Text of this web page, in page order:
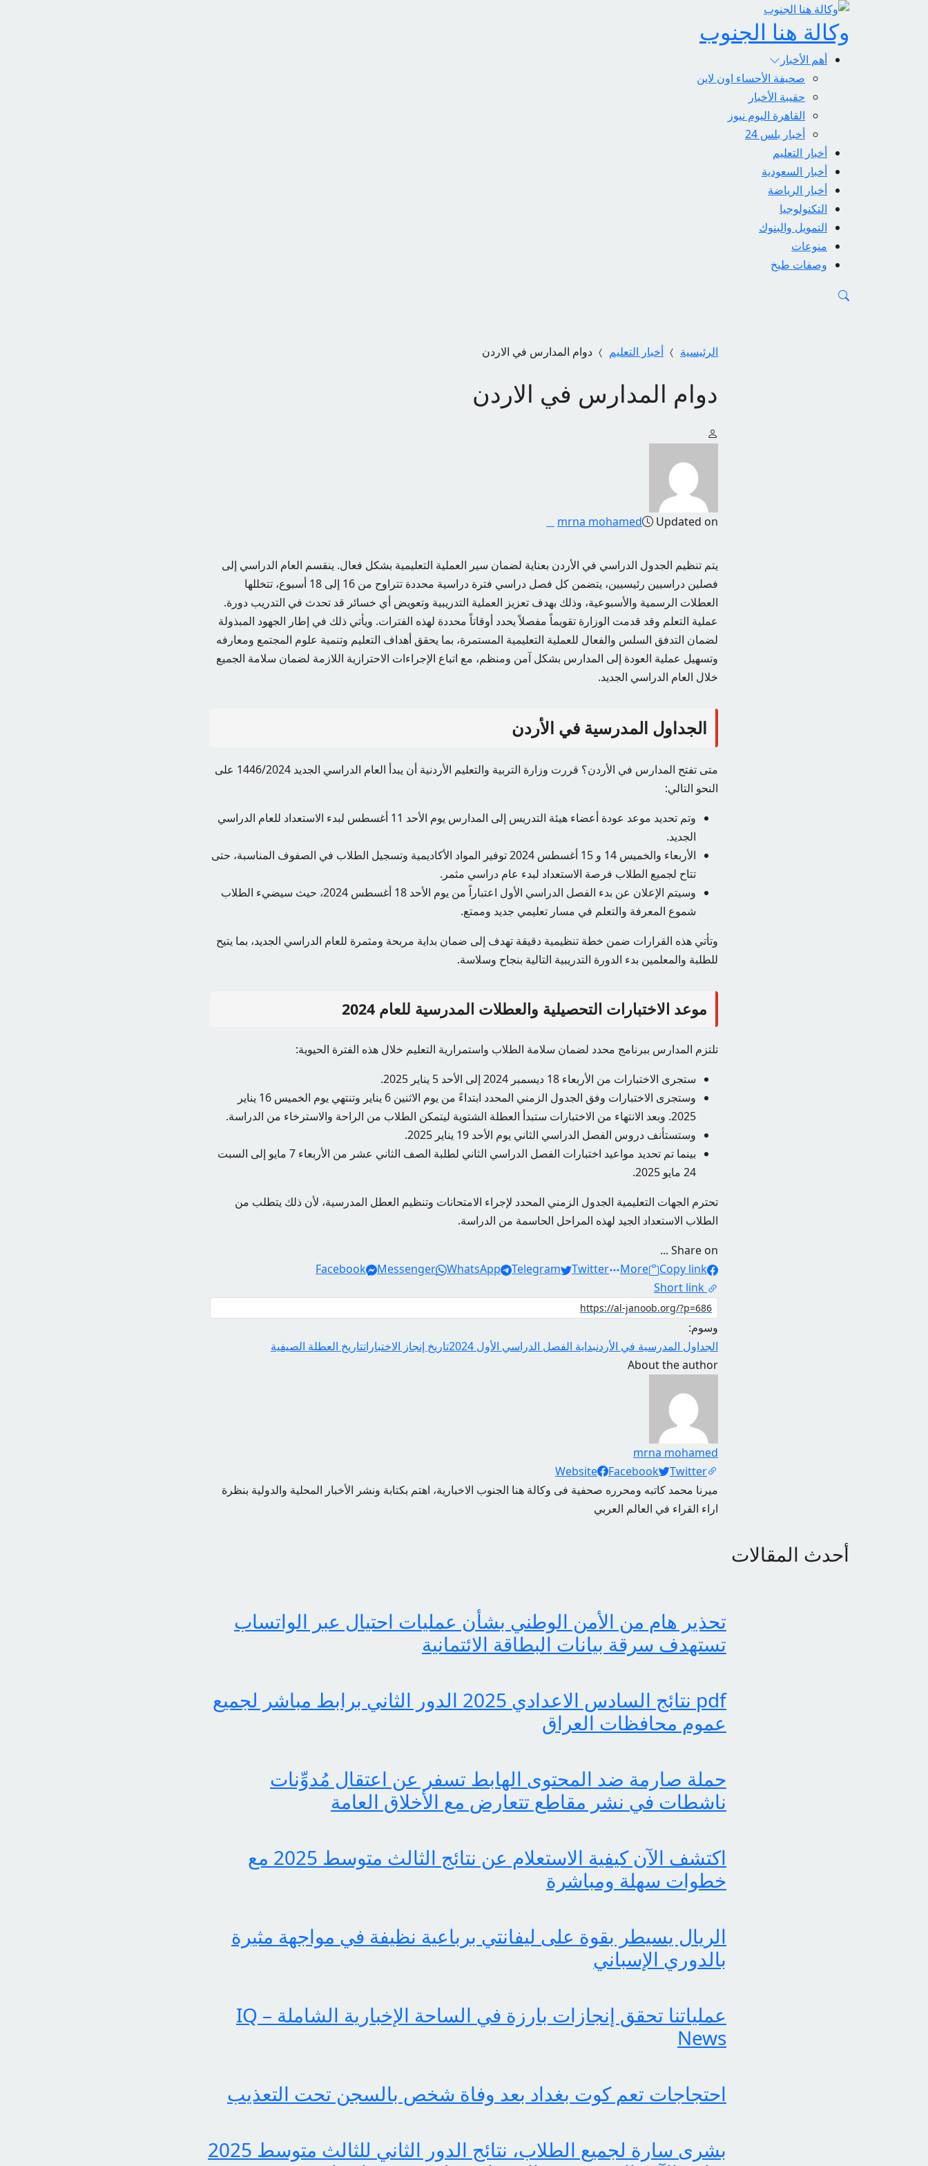
وكالة هنا الجنوب
أهم الأخبار
صحيفة الأحساء اون لاين
حقيبة الأخبار
القاهرة اليوم نيوز
أخبار بلس 24
أخبار التعليم
أخبار السعودية
أخبار الرياضة
التكنولوجيا
التمويل والبنوك
منوعات
وصفات طبخ
الرئيسية أخبار التعليم دوام المدارس في الاردن
دوام المدارس في الاردن
mrna mohamed Updated on
يتم تنظيم الجدول الدراسي في الأردن بعناية لضمان سير العملية التعليمية بشكل فعال. ينقسم العام الدراسي إلى
فصلين دراسيين رئيسيين، يتضمن كل فصل دراسي فترة دراسية محددة تتراوح من 16 إلى 18 أسبوع، تتخللها
العطلات الرسمية والأسبوعية، وذلك بهدف تعزيز العملية التدريبية وتعويض أي خسائر قد تحدث في التدريب دورة.
عملية التعلم وقد قدمت الوزارة تقويماً مفصلاً يحدد أوقاتاً محددة لهذه الفترات. ويأتي ذلك في إطار الجهود المبذولة
لضمان التدفق السلس والفعال للعملية التعليمية المستمرة، بما يحقق أهداف التعليم وتنمية علوم المجتمع ومعارفه
وتسهيل عملية العودة إلى المدارس بشكل آمن ومنظم، مع اتباع الإجراءات الاحترازية اللازمة لضمان سلامة الجميع
خلال العام الدراسي الجديد.
الجداول المدرسية في الأردن
متى تفتح المدارس في الأردن؟ قررت وزارة التربية والتعليم الأردنية أن يبدأ العام الدراسي الجديد 1446/2024 على
النحو التالي:
وتم تحديد موعد عودة أعضاء هيئة التدريس إلى المدارس يوم الأحد 11 أغسطس لبدء الاستعداد للعام الدراسي
الجديد.
الأربعاء والخميس 14 و 15 أغسطس 2024 توفير المواد الأكاديمية وتسجيل الطلاب في الصفوف المناسبة، حتى
تتاح لجميع الطلاب فرصة الاستعداد لبدء عام دراسي مثمر.
وسيتم الإعلان عن بدء الفصل الدراسي الأول اعتباراً من يوم الأحد 18 أغسطس 2024، حيث سيضيء الطلاب
شموع المعرفة والتعلم في مسار تعليمي جديد وممتع.
وتأتي هذه القرارات ضمن خطة تنظيمية دقيقة تهدف إلى ضمان بداية مربحة ومثمرة للعام الدراسي الجديد، بما يتيح
للطلبة والمعلمين بدء الدورة التدريبية التالية بنجاح وسلاسة.
موعد الاختبارات التحصيلية والعطلات المدرسية للعام 2024
تلتزم المدارس ببرنامج محدد لضمان سلامة الطلاب واستمرارية التعليم خلال هذه الفترة الحيوية:
ستجرى الاختبارات من الأربعاء 18 ديسمبر 2024 إلى الأحد 5 يناير 2025.
وستجرى الاختبارات وفق الجدول الزمني المحدد ابتداءً من يوم الاثنين 6 يناير وتنتهي يوم الخميس 16 يناير
2025. وبعد الانتهاء من الاختبارات ستبدأ العطلة الشتوية ليتمكن الطلاب من الراحة والاسترخاء من الدراسة.
وستستأنف دروس الفصل الدراسي الثاني يوم الأحد 19 يناير 2025.
بينما تم تحديد مواعيد اختبارات الفصل الدراسي الثاني لطلبة الصف الثاني عشر من الأربعاء 7 مايو إلى السبت
24 مايو 2025.
تحترم الجهات التعليمية الجدول الزمني المحدد لإجراء الامتحانات وتنظيم العطل المدرسية، لأن ذلك يتطلب من
الطلاب الاستعداد الجيد لهذه المراحل الحاسمة من الدراسة.
Share on ...
Facebook
Messenger WhatsApp Telegram Twitter More
Copy link
Short link
وسوم:
الجداول المدرسية في الأردنبداية الفصل الدراسي الأول 2024 تاريخ إنجاز الاختباراتتاريخ العطلة الصيفية
About the author
mrna mohamed
Social Links
Website Facebook
Twitter
ميرنا محمد كاتبه ومحرره صحفية فى وكالة هنا الجنوب الاخبارية، اهتم بكتابة ونشر الأخبار المحلية والدولية بنظرة
اراء القراء في العالم العربي
أحدث المقالات
تحذير هام من الأمن الوطني بشأن عمليات احتيال عبر الواتساب
تستهدف سرقة بيانات البطاقة الائتمانية
pdf نتائج السادس الاعدادي 2025 الدور الثاني برابط مباشر لجميع
عموم محافظات العراق
حملة صارمة ضد المحتوى الهابط تسفر عن اعتقال مُدوِّنات
ناشطات في نشر مقاطع تتعارض مع الأخلاق العامة
اكتشف الآن كيفية الاستعلام عن نتائج الثالث متوسط 2025 مع
خطوات سهلة ومباشرة
الريال يسيطر بقوة على ليفانتي برباعية نظيفة في مواجهة مثيرة
بالدوري الإسباني
عملياتنا تحقق إنجازات بارزة في الساحة الإخبارية الشاملة – IQ
News
احتجاجات تعم كوت بغداد بعد وفاة شخص بالسجن تحت التعذيب
بشرى سارة لجميع الطلاب، نتائج الدور الثاني للثالث متوسط 2025